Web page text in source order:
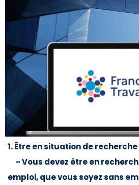
1. Être en situation de
- Vous devez être en
emploi, que vous soyez sans